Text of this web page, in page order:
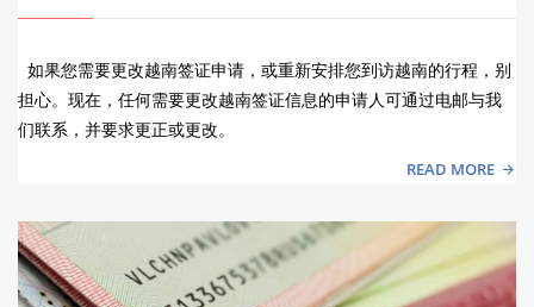
如果您需要更改越南签证申请，或重新安排您到访越南的行程，别
担心。现在，任何需要更改越南签证信息的申请人可通过电邮与我
们联系，并要求更正或更改。
READ MORE